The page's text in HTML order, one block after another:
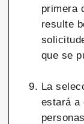
primera
resulte
que se
La
estará a